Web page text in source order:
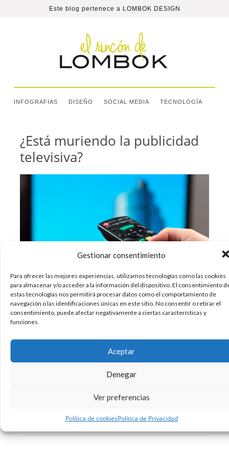
Gestionar consentimiento
Para ofrecer las mejores experiencias, utilizamos tecnologías como las cookies
para almacenar y/o acceder a la información del dispositivo. El consentimiento
estas tecnologías nos permitirá procesar datos como el comportamiento de
navegación o las identificaciones únicas en este sitio. No consentir o retirar el
consentimiento, puede afectar negativamente a ciertas características y
funciones.
Aceptar
Denegar
Ver preferencias
Política de cookiesPolítica de Privacidad
Este blog pertenece a LOMBOK DESIGN
INFOGRAFIAS DISEÑO SOCIAL MEDIA TECNOLOGÍA
¿Está muriendo la publicidad
televisiva?
Todo apunta a que la época dorada de los
anuncios de televisión pasó a la historia.
Expertos en la materia aseguran que el
nacimiento de Internet y las nuevas tecnologías
apenas 20 años considerábamos la reina
Marketing
Publicidad
Leer más